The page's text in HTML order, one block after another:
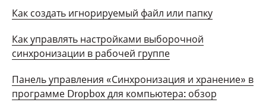
Как создать игнорируемый файл или папку
Как управлять настройками выборочной
синхронизации в рабочей группе
Панель управления «Синхронизация и хранение» в
программе Dropbox для компьютера: обзор